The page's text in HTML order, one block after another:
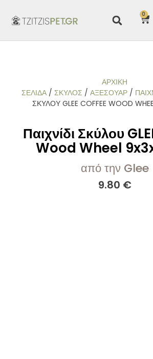
0
ΑΡΧΙΚΉ
ΣΕΛΊΔΑ / ΣΚΥΛΟΣ / ΑΞΕΣΟΥΑΡ /
ΣΚΎΛΟΥ GLEE COFFEE WOOD
Παιχνίδι Σκύλου
Wood Wheel
από την Glee
9.80 €